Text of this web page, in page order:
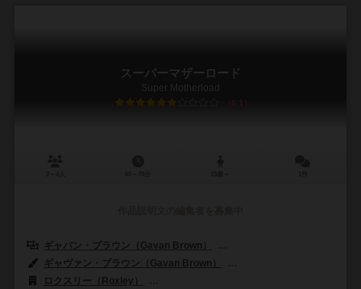
スーパーマザーロード
Super Motherload
6.1
ギャバン・ブラウン（Gavan Brown）
ギャヴァン・ブラウン（Gavan Brown）
ロクスリー（Roxley）